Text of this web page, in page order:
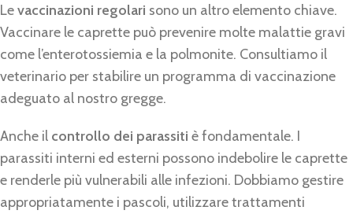
Levaccinazioni regolari sono un altro elemento chiave.
Vaccinare le caprette può prevenire molte malattie gravi
come l’enterotossiemia e la polmonite. Consultiamo il
veterinario per stabilire un programma di vaccinazione
adeguato al nostro gregge.
Anche il controllo dei parassiti è fondamentale. I
parassiti interni ed esterni possono indebolire le caprette
e renderle più vulnerabili alle infezioni. Dobbiamo gestire
appropriatamente i pascoli, utilizzare trattamenti